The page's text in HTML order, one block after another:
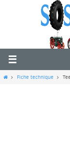
HomeFiche technique